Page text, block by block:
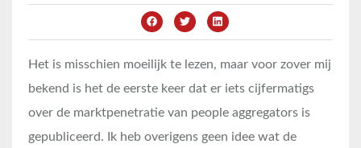
Het is misschien moeilijk te lezen, maar voor zover mij
bekend is het de eerste keer dat er iets cijfermatigs
over de marktpenetratie van people aggregators is
gepubliceerd. Ik heb overigens geen idee wat de